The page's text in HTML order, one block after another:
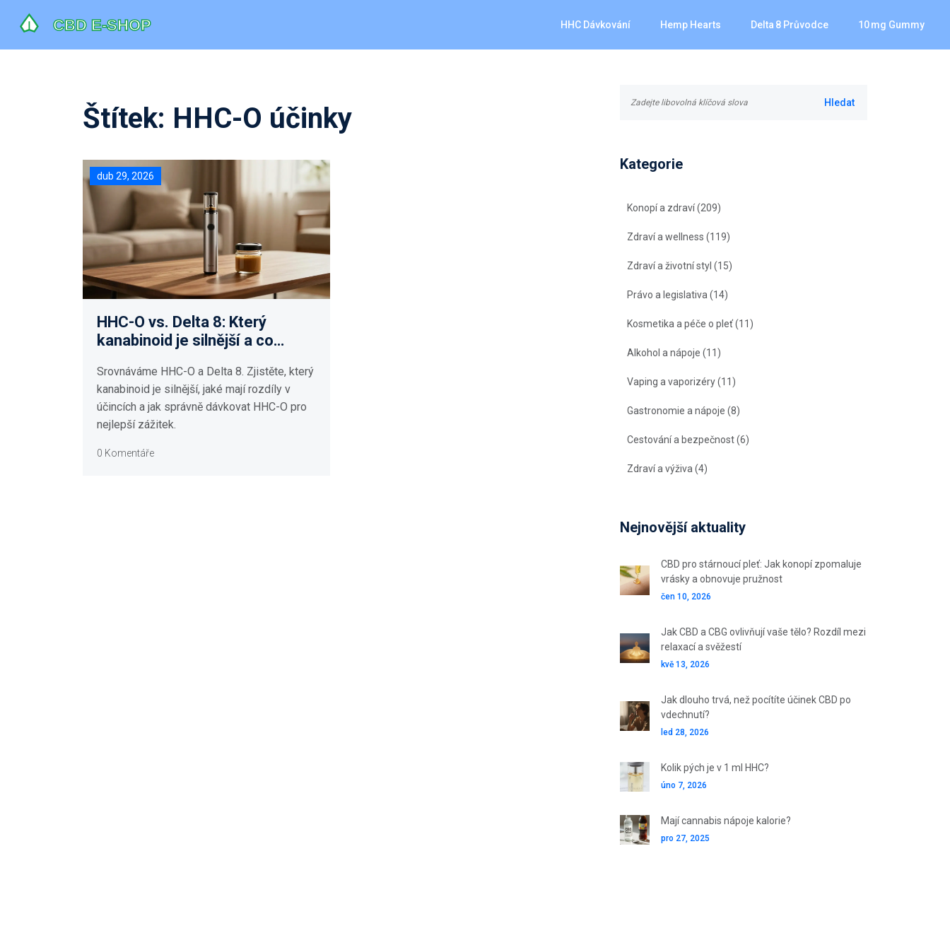
HHC Dávkování Hemp Hearts Delta 8 Průvodce 10 Mg Gummy
Štítek: HHC-O účinky
dub 29, 2026
HHC-O vs. Delta 8: Který
kanabinoid je silnější a co
Srovnáváme HHC-O a Delta 8. Zjistěte, který
kanabinoid je silnější, jaké mají rozdíly v
účincích a jak správně dávkovat HHC-O pro
nejlepší zážitek.
0 Komentáře
Kategorie
Konopí a zdraví(209)
Zdraví a wellness (119)
Zdraví a životní styl (15)
Právo a legislativa (14)
Kosmetika a péče o pleť(11)
Alkohol a nápoje (11)
Vaping a vaporizéry(11)
Gastronomie a nápoje (8)
Cestování a bezpečnost(6)
Zdraví a výživa (4)
Nejnovější aktuality
CBD pro stárnoucí pleť: Jak konopí zpomaluje
vrásky a obnovuje pružnost
čen 10, 2026
Jak CBD a CBG ovlivňují vaše tělo? Rozdíl mezi
relaxací a svěžestí
kvě 13, 2026
Jak dlouho trvá, než pocítíte účinek CBD po
vdechnutí?
led 28, 2026
Kolik pých je v 1 ml HHC?
úno 7, 2026
Mají cannabis nápoje kalorie?
pro 27, 2025